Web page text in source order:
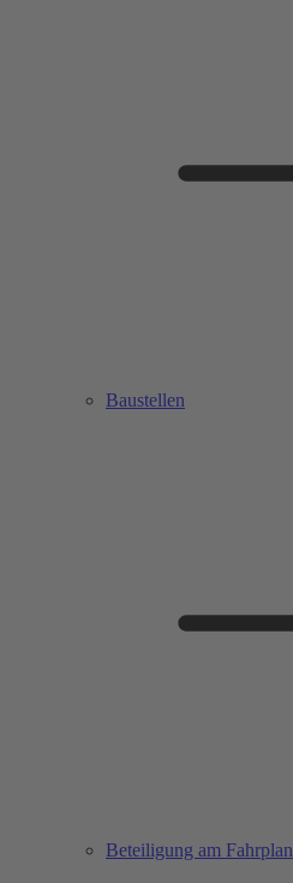
Baustellen
Beteiligung am Fahrplan